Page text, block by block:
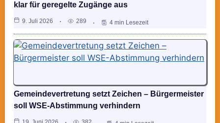
klar für geregelte Zugänge aus
9. Juli 2026 289 4 min Lesezeit
Gemeindevertretung setzt Zeichen – Bürgermeister
soll WSE-Abstimmung verhindern